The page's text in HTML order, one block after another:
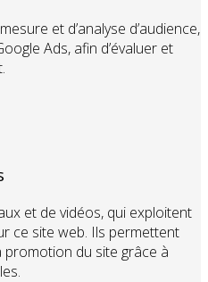
et d’analyse d’audience,
Ads, afin d’évaluer et
et de vidéos, qui exploitent
ce site web. Ils permettent
promotion du site grâce à